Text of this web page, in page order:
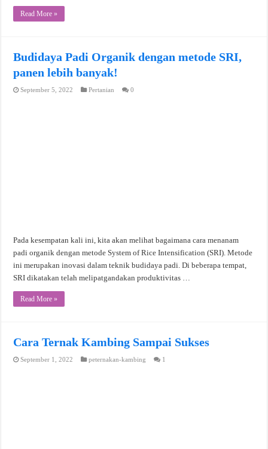
Read More »
Budidaya Padi Organik dengan metode SRI,
panen lebih banyak!
September 5, 2022 Pertanian 0
Pada kesempatan kali ini, kita akan melihat bagaimana cara menanam
padi organik dengan metode System of Rice Intensification (SRI). Metode
ini merupakan inovasi dalam teknik budidaya padi. Di beberapa tempat,
SRI dikatakan telah melipatgandakan produktivitas …
Read More »
Cara Ternak Kambing Sampai Sukses
September 1, 2022 peternakan-kambing 1